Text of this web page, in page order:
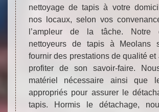
nettoyage de tapis à votre
nos locaux, selon vos
l’ampleur de la tâche. Notre
nettoyeurs de tapis à Meolans
fournir des prestations de qualité et
profiter de son savoir-faire.
matériel nécessaire ainsi que
appropriés pour assurer le
tapis. Hormis le détachage,